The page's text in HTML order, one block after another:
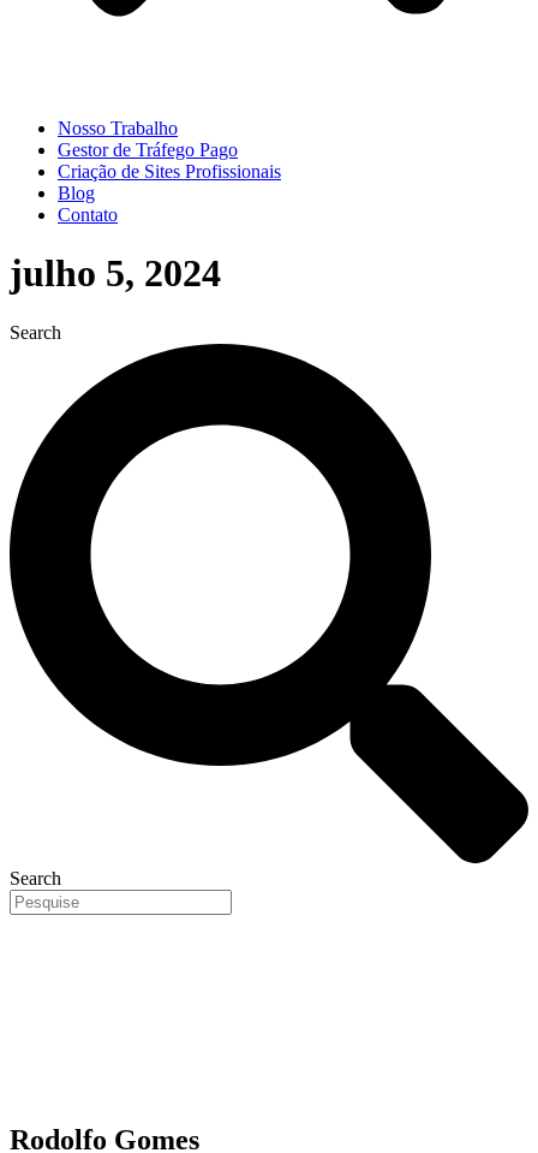
Nosso Trabalho
Gestor de Tráfego Pago
Criação de Sites Profissionais
Blog
Contato
julho 5, 2024
Search
Search
Rodolfo Gomes